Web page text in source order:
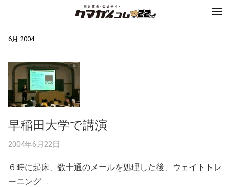
6月 2004
早稲田大学で講演
2004年6月22日
６時に起床、数十通のメールを処理した後、ウェイトトレ
ーニング …